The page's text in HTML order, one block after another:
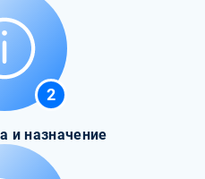
2
и назначение